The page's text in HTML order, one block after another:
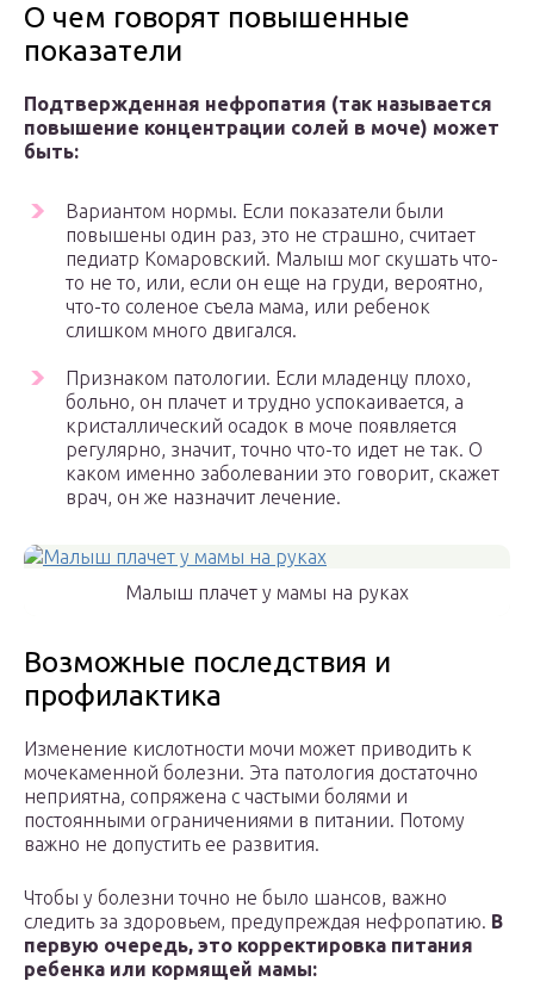
О чем говорят повышенные
показатели
Подтвержденная нефропатия (так называется
повышение концентрации солей в моче) может
быть:
Вариантом нормы. Если показатели были
повышены один раз, это не страшно, считает
педиатр Комаровский. Малыш мог скушать что-
то не то, или, если он еще на груди, вероятно,
что-то соленое съела мама, или ребенок
слишком много двигался.
Признаком патологии. Если младенцу плохо,
больно, он плачет и трудно успокаивается, а
кристаллический осадок в моче появляется
регулярно, значит, точно что-то идет не так. О
каком именно заболевании это говорит, скажет
врач, он же назначит лечение.
Малыш плачет у мамы на руках
Возможные последствия и
профилактика
Изменение кислотности мочи может приводить к
мочекаменной болезни. Эта патология достаточно
неприятна, сопряжена с частыми болями и
постоянными ограничениями в питании. Потому
важно не допустить ее развития.
Чтобы у болезни точно не было шансов, важно
следить за здоровьем, предупреждая нефропатию. В
первую очередь, это корректировка питания
ребенка или кормящей мамы: